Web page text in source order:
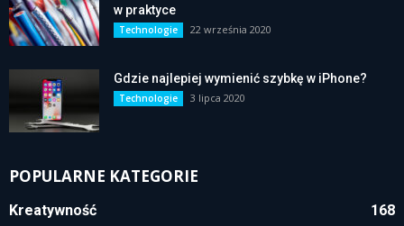
w praktyce
Technologie 22 września 2020
Gdzie najlepiej wymienić szybkę w iPhone?
Technologie 3 lipca 2020
POPULARNE KATEGORIE
Kreatywność
168